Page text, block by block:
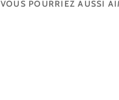
VOUS POURRIEZ AUSSI